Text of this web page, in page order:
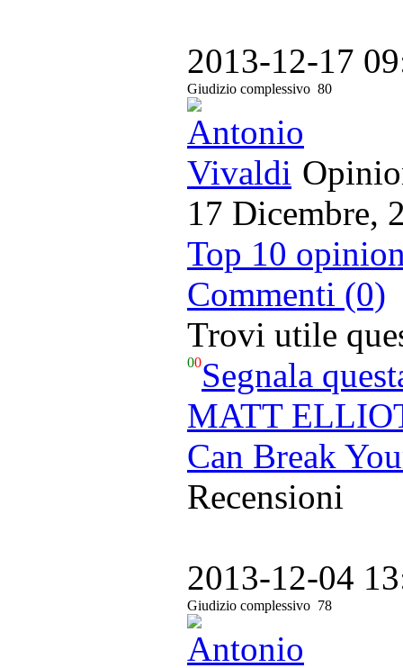
2013-12-17
Giudizio complessivo 80
17 Dicembre,
Top 10
Commenti (0)
Trovi utile
00Segnala
MATT
Can Break
Recensioni
2013-12-04
Giudizio complessivo 78